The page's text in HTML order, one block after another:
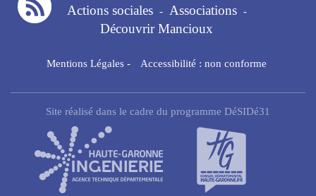
Actions sociales - Associations -
Découvrir Mancioux
Mentions Légales- Accessibilité : non conforme
Site réalisé dans le cadre du programme DéSIDé31